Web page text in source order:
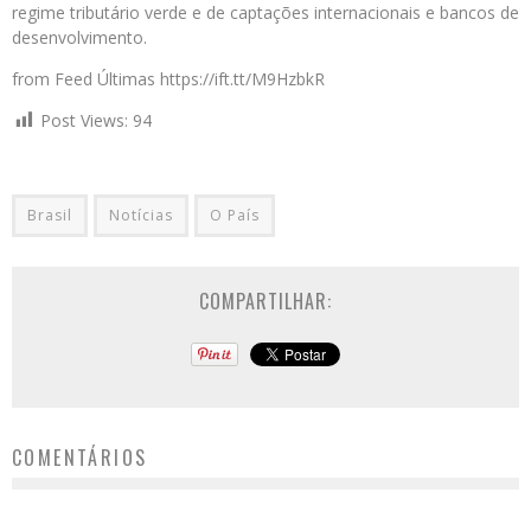
regime tributário verde e de captações internacionais e bancos de
desenvolvimento.
from Feed Últimas https://ift.tt/M9HzbkR
Post Views: 94
Brasil Notícias O País
COMPARTILHAR:
COMENTÁRIOS